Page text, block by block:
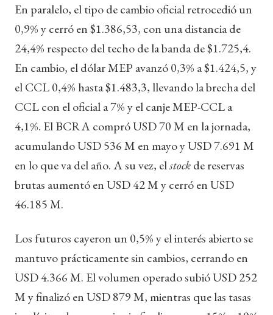
En paralelo, el tipo de cambio oficial retrocedió un
0,9% y cerró en $1.386,53, con una distancia de
24,4% respecto del techo de la banda de $1.725,4.
En cambio, el dólar MEP avanzó 0,3% a $1.424,5, y
el CCL 0,4% hasta $1.483,3, llevando la brecha del
CCL con el oficial a 7% y el canje MEP-CCL a
4,1%. El BCRA compró USD 70 M en la jornada,
acumulando USD 536 M en mayo y USD 7.691 M
en lo que va del año. A su vez, elstockde reservas
brutas aumentó en USD 42 M y cerró en USD
46.185 M.
Los futuros cayeron un 0,5% y el interés abierto se
mantuvo prácticamente sin cambios, cerrando en
USD 4.366 M. El volumen operado subió USD 252
M y finalizó en USD 879 M, mientras que las tasas